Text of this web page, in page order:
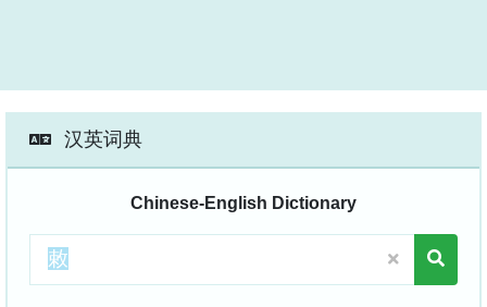
汉英词典
Chinese-English Dictionary